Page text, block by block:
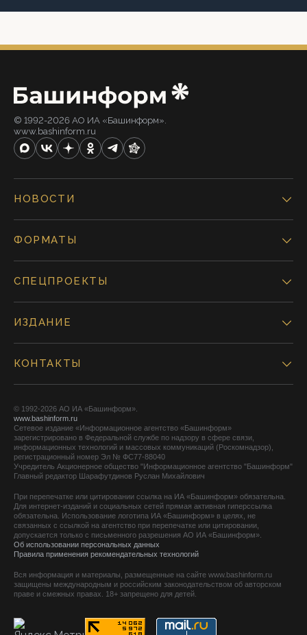
© 1992-2026 АО ИА «Башинформ».
www.bashinform.ru
НОВОСТИ
ФОРМАТЫ
СПЕЦПРОЕКТЫ
ИЗДАНИЕ
КОНТАКТЫ
© 1992-2026 АО ИА «Башинформ».
www.bashinform.ru
Сетевое издание «Информационное агентство «Башинформ»
зарегистрировано в Федеральной службе по надзору в сфере связи,
информационных технологий и массовых коммуникаций (Роскомнадзор),
регистрационный номер Эл № ФС77-88040
Учредитель Акционерное общество "Информационное агентство "Башинформ"
Главный редактор Шарафутдинов Руслан Михайлович
При перепечатке или цитировании ссылка на ИА «Башинформ» обязательна.
Для интернет-изданий и социальных сетей прямая активная гиперссылка
обязательна. Использование логотипа ИА «Башинформ» в целях, не
связанных с ссылкой на агентство при перепечатке или цитировании,
допускается только с письменного разрешения АО ИА «Башинформ».
Об использовании персональных данных
Правила применения рекомендательных технологий
Вся информация и материалы, размещенные на сайте www.bashinform.ru
защищены международным и российским законодательством об авторском
праве и смежных правах. 18+ запрещено для детей.